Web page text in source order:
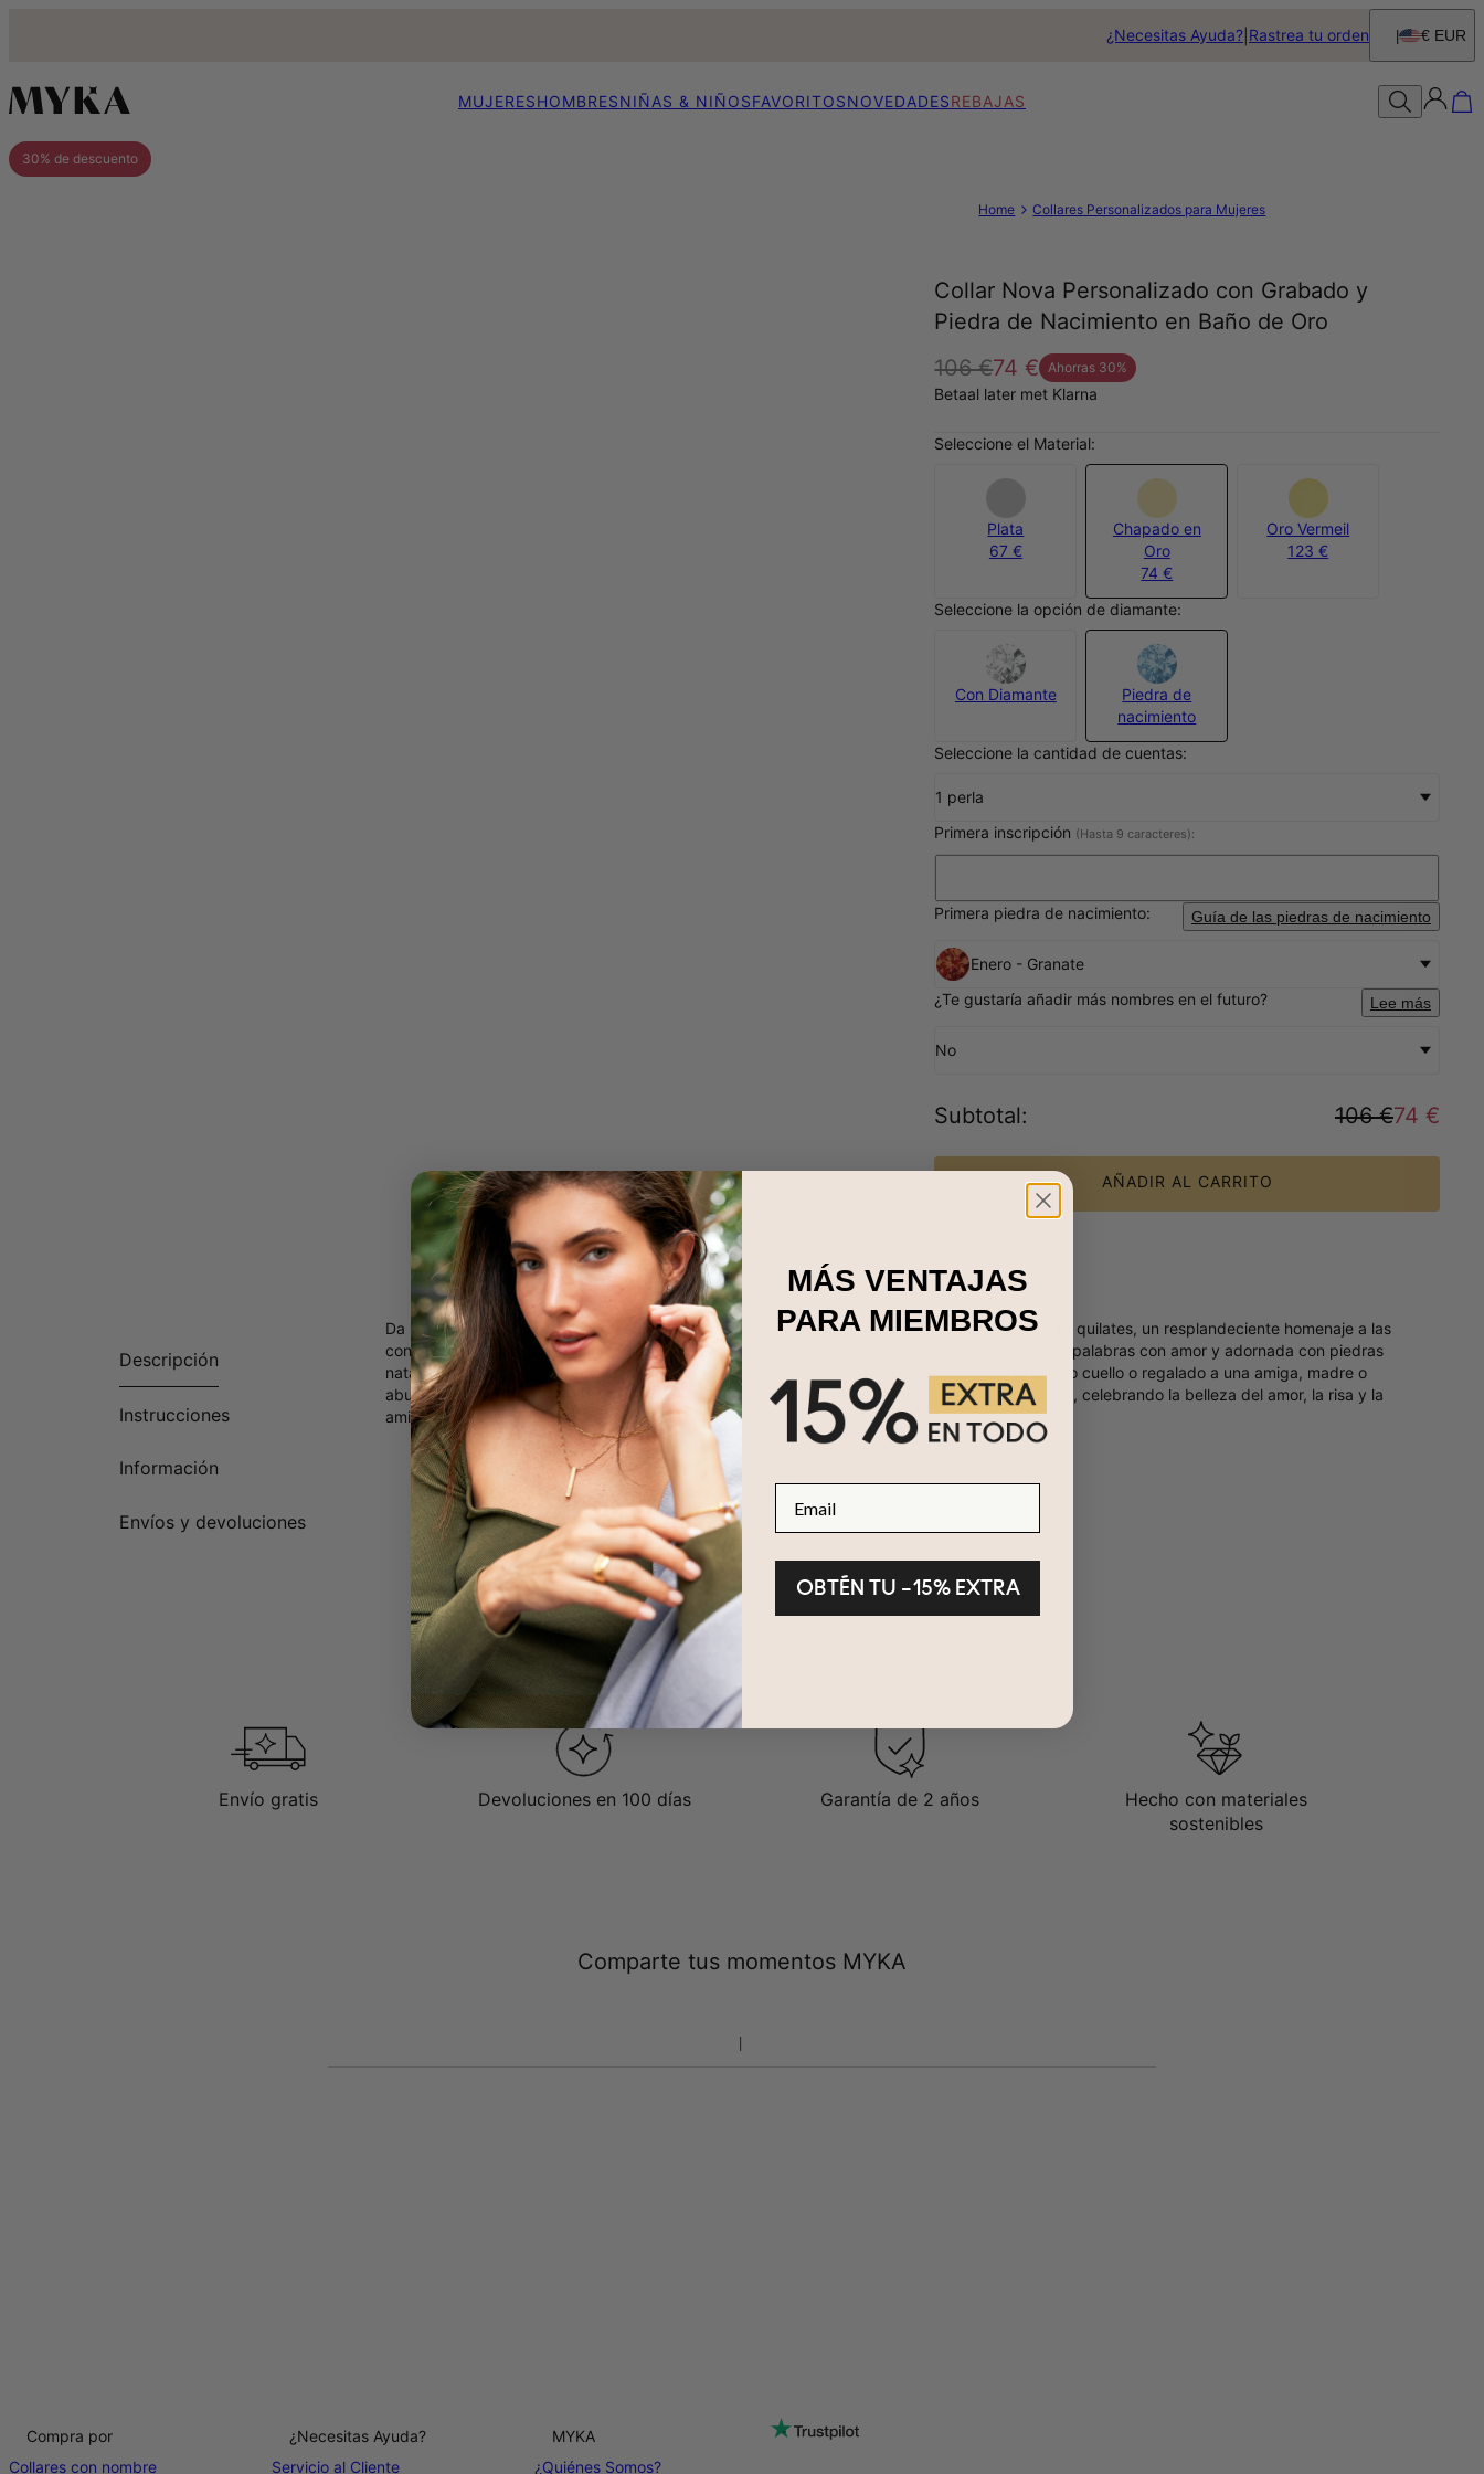
¿Necesitas Ayuda? Rastrea tu orden € EUR
MUJERESHOMBRESNIÑAS & NIÑOSFAVORITOSNOVEDADESREBAJAS
30% de descuento
Home Collares Personalizados para Mujeres
Collar Nova Personalizado con Grabado y
Piedra de Nacimiento en Baño de Oro
106 €74 € Ahorras 30%
Betaal later met Klarna
Seleccione el Material:
Plata
67 €
Chapado en
Oro
74 €
Oro Vermeil
123 €
Seleccione la opción de diamante:
Con Diamante
Piedra de
nacimiento
Seleccione la cantidad de cuentas:
1 perla
Primera inscripción (Hasta 9 caracteres):
Primera piedra de nacimiento: Guía de las piedras de nacimiento
Enero - Granate
¿Te gustaría añadir más nombres en el futuro?
Lee más
No
Subtotal: 106 €74 €
AÑADIR AL CARRITO
Descripción
Instrucciones
Información
Envíos y devoluciones
Da la bienvenida a nuestro collar Nova Birthstone con nombres grabados en baño de oro de 18 quilates, un resplandeciente homenaje a las
conexiones únicas que iluminan nuestras vidas. Cada brillante cuenta, grabada con nombres o palabras con amor y adornada con piedras
natales elegidas, guarda las historias sinceras de vínculos queridos. Ya sea adornando tu propio cuello o regalado a una amiga, madre o
abuela querida, este collar brilla con el calor y la luminosidad de recuerdos iluminados por el sol, celebrando la belleza del amor, la risa y la
amistad de toda la vida.
Hecho de baño de oro de 18 quilates y piedras de nacimiento
Personalizable con 1-10 cuentas, 9 caracteres cada una
Disponible en 3 longitudes de cadena ajustables
Todas las letras están en mayúsculas
Envío gratis Devoluciones en 100 días Garantía de 2 años
Hecho con materiales
sostenibles
Comparte tus momentos MYKA
Compra por
Collares con nombre
¿Necesitas Ayuda?
Servicio al Cliente
MYKA
¿Quiénes Somos?
MÁS VENTAJAS
PARA MIEMBROS
OBTÉN TU –15% EXTRA